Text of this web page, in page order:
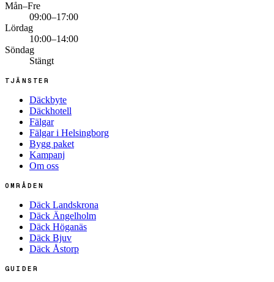
Mån–Fre
09:00–17:00
Lördag
10:00–14:00
Söndag
Stängt
TJÄNSTER
Däckbyte
Däckhotell
Fälgar
Fälgar i Helsingborg
Bygg paket
Kampanj
Om oss
OMRÅDEN
Däck Landskrona
Däck Ängelholm
Däck Höganäs
Däck Bjuv
Däck Åstorp
GUIDER